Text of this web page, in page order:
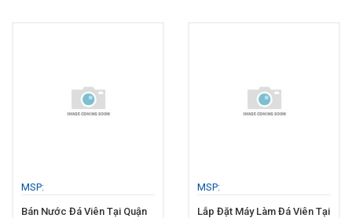
MSP:
Bán Nước Đá Viên Tại Quận
MSP:
Lắp Đặt Máy Làm Đá Viên Tại